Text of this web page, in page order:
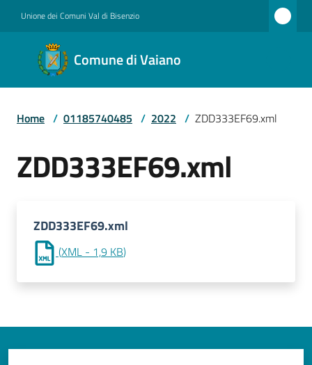
Unione dei Comuni Val di Bisenzio
Comune di Vaiano
Comune
di
Vaiano
Servizi
dati
Home / 01185740485 / 2022 / ZDD333EF69.xml
ZDD333EF69.xml
ZDD333EF69.xml
(XML - 1,9 KB)